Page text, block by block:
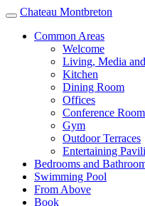
Toggle
navigation
Chateau Montbreton
Common Areas
Welcome
Living, Media
Kitchen
Dining Room
Offices
Conference Room
Gym
Outdoor Terraces
Entertaining
Bedrooms and
Swimming Pool
From Above
Book